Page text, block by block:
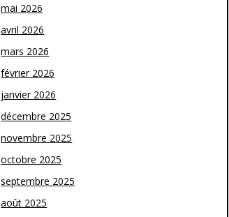
mai 2026
avril 2026
mars 2026
février 2026
janvier 2026
décembre 2025
novembre 2025
octobre 2025
septembre 2025
août 2025